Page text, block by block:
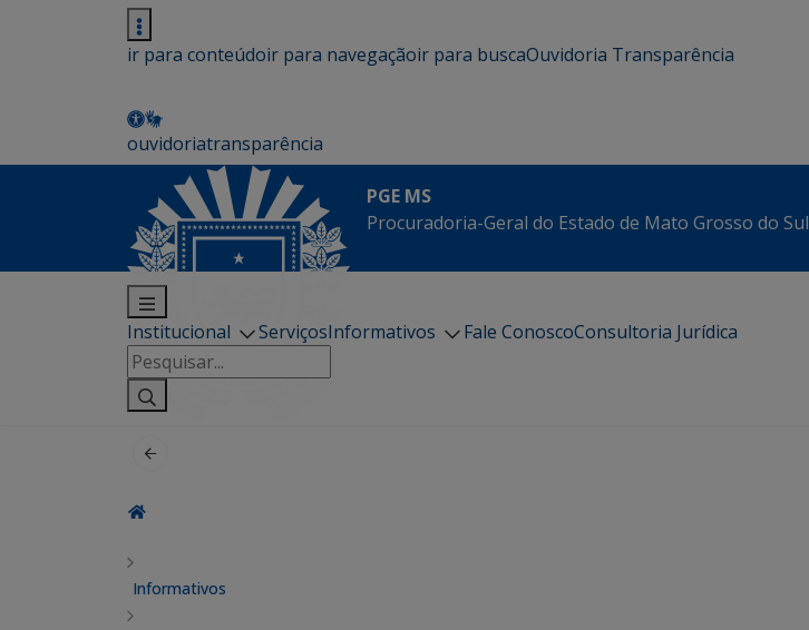
ir para conteúdoir para navegaçãoir para buscaOuvidoria Transparência
ouvidoriatransparência
PGE MS
Procuradoria-Geral do Estado de Mato Grosso do Sul
Institucional ServiçosInformativos Fale ConoscoConsultoria Jurídica
Pesquisar
por:
Informativos